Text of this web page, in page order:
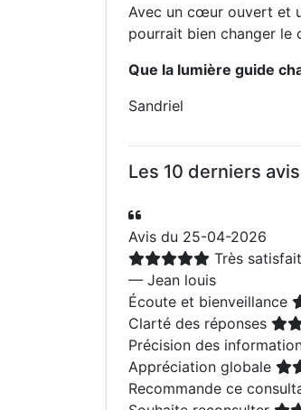
Avec un cœur ouvert et
pourrait bien changer le
Que la lumière guide
Sandriel
Les 10 derniers
Avis du 25-04-2026
Très
— Jean louis
Écoute et bienveillance
Clarté des réponses
Précision des
Appréciation globale
Recommande ce